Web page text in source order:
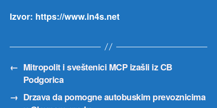
Izvor: https://www.in4s.net
← Mitropolit i sveštenici MCP izašli iz CB
Podgorica
→ Drzava da pomogne autobuskim prevoznicima